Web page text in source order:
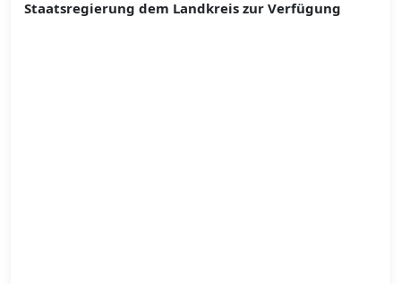
Staatsregierung dem Landkreis zur Verfügung